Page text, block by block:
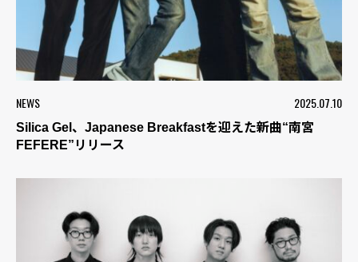
NEWS 2025.07.10
Silica Gel、Japanese Breakfastを迎えた新曲“南宮
FEFERE”リリース